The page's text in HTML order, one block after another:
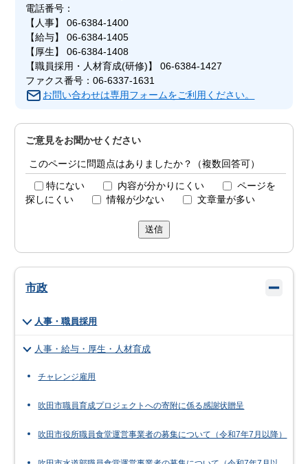
電話番号：
【人事】 06-6384-1400
【給与】 06-6384-1405
【厚生】 06-6384-1408
【職員採用・人材育成(研修)】 06-6384-1427
ファクス番号：06-6337-1631
お問い合わせは専用フォームをご利用ください。
ご意見をお聞かせください
このページに問題点はありましたか？（複数回答可）
特にない 内容が分かりにくい
ページを
探しにくい
情報が少ない 文章量が多い
送信
市政
人事・職員採用
人事・給与・厚生・人材育成
チャレンジ雇用
吹田市職員育成プロジェクトへの寄附に係る感謝状贈呈
吹田市役所職員食堂運営事業者の募集について（令和7年7月以降）